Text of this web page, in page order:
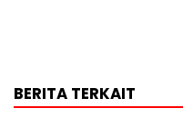
BERITA TERKAIT